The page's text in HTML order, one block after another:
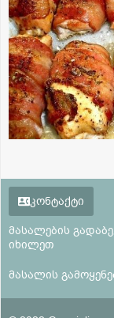
კონტაქტი
მასალების
იხილეთ
მასალის